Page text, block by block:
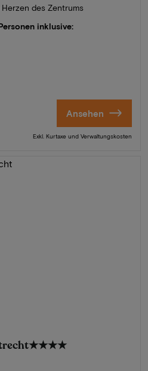
des Zentrums
inklusive:
Ansehen
Exkl. Kurtaxe und Verwaltungskosten
★★★★